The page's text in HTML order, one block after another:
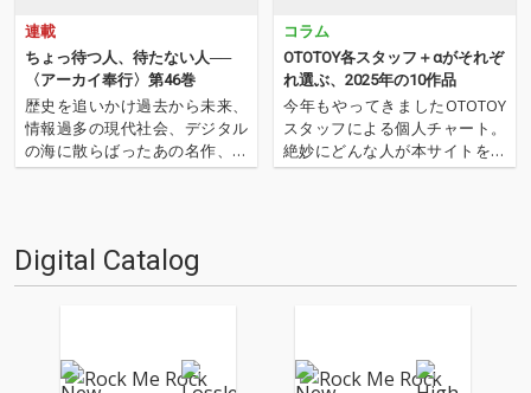
連載
ちょっ待つ人、待たない人──
〈アーカイ奉行〉第46巻
歴史を追いかけ過去から未来、
情報過多の現代社会、デジタル
の海に散らばったあの名作、こ
の名作たちをひとつにまとめる
は…'''1.過去作の最新リマスター
音源 2.これまで未配信…
コラム
OTOTOY各スタッフ＋αがそれぞ
れ選ぶ、2025年の10作品
今年もやってきましたOTOTOY
スタッフによる個人チャート。
絶妙にどんな人が本サイトを運
営しているのか？ そんな自己
チャートをお届けします…
Digital Catalog